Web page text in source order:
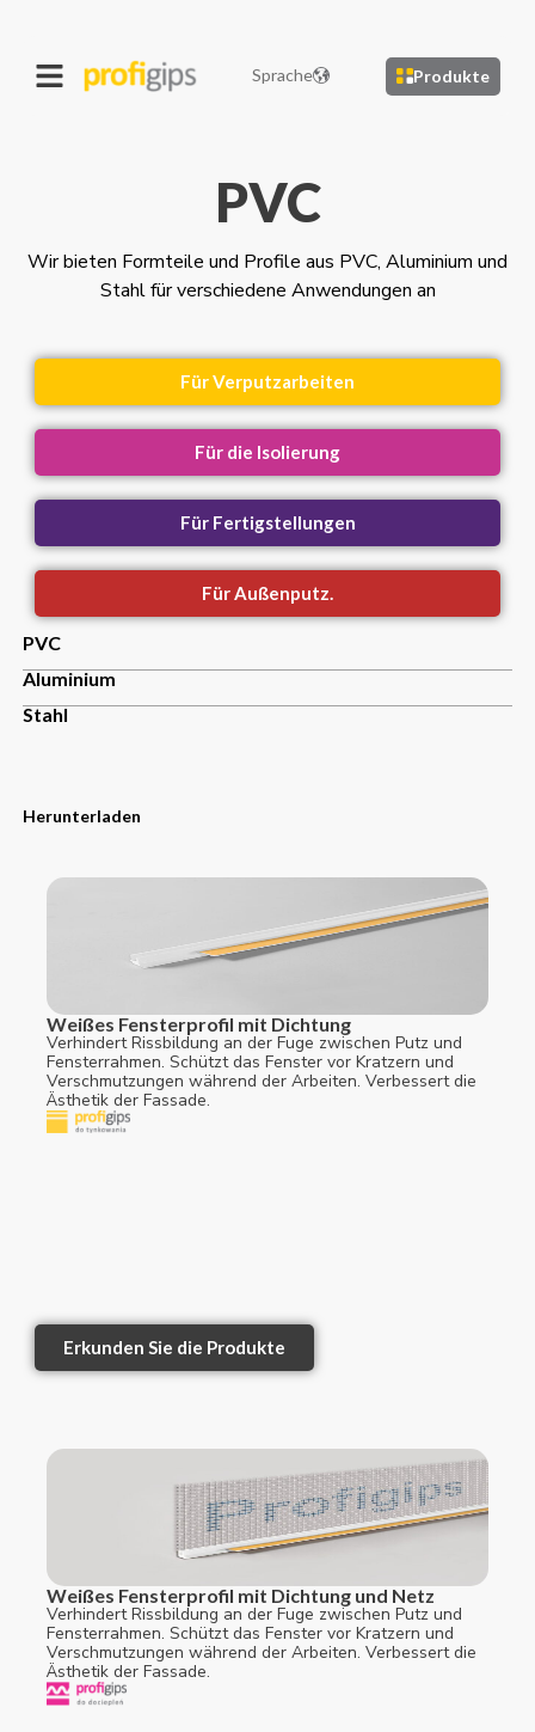
Sprache Produkte
PVC
Wir bieten Formteile und Profile aus PVC, Aluminium und
Stahl für verschiedene Anwendungen an
Für Verputzarbeiten
Für die Isolierung
Für Fertigstellungen
Für Außenputz.
PVC
Aluminium
Stahl
Herunterladen
Weißes Fensterprofil mit Dichtung
Verhindert Rissbildung an der Fuge zwischen Putz und
Fensterrahmen. Schützt das Fenster vor Kratzern und
Verschmutzungen während der Arbeiten. Verbessert die
Ästhetik der Fassade.
Erkunden Sie die Produkte
Weißes Fensterprofil mit Dichtung und Netz
Verhindert Rissbildung an der Fuge zwischen Putz und
Fensterrahmen. Schützt das Fenster vor Kratzern und
Verschmutzungen während der Arbeiten. Verbessert die
Ästhetik der Fassade.